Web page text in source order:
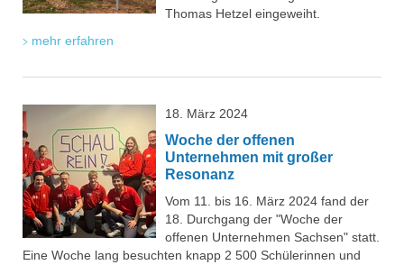
Thomas Hetzel eingeweiht.
mehr erfahren
18. März 2024
Woche der offenen
Unternehmen mit großer
Resonanz
Vom 11. bis 16. März 2024 fand der
18. Durchgang der "Woche der
offenen Unternehmen Sachsen" statt.
Eine Woche lang besuchten knapp 2 500 Schülerinnen und